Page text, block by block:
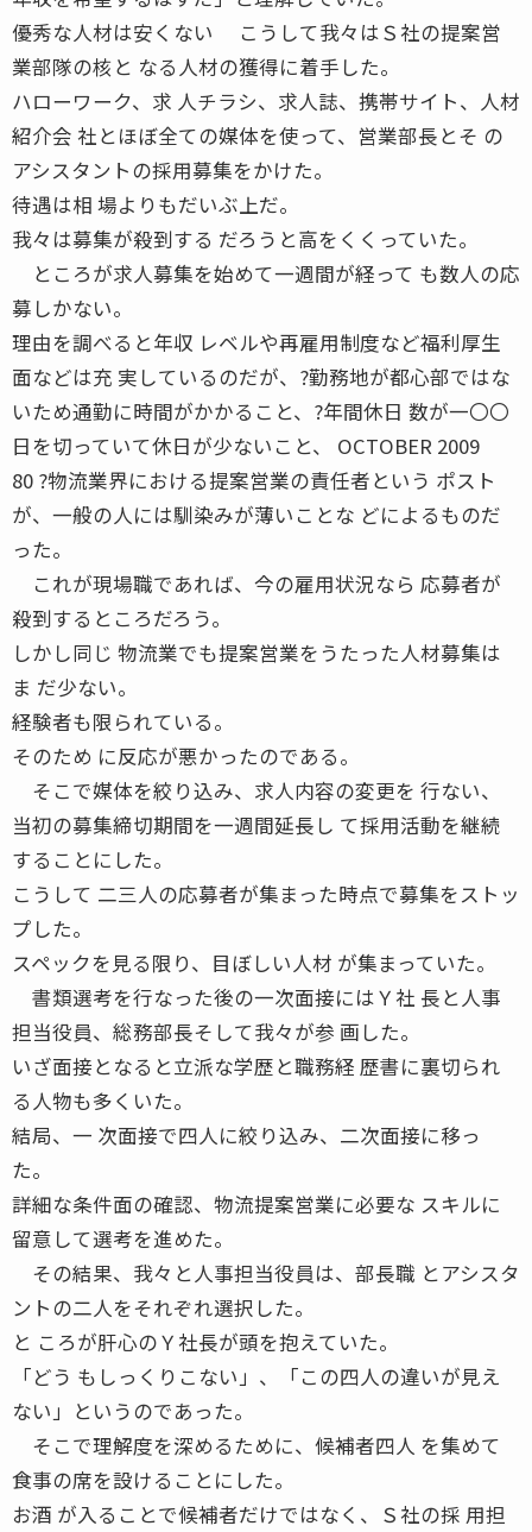
優秀な人材は安くない こうして我々はＳ社の提案営
業部隊の核と なる人材の獲得に着手した。
ハローワーク、求 人チラシ、求人誌、携帯サイト、人材
紹介会 社とほぼ全ての媒体を使って、営業部長とそ の
アシスタントの採用募集をかけた。
待遇は相 場よりもだいぶ上だ。
我々は募集が殺到する だろうと高をくくっていた。
ところが求人募集を始めて一週間が経って も数人の応
募しかない。
理由を調べると年収 レベルや再雇用制度など福利厚生
面などは充 実しているのだが、?勤務地が都心部ではな
いため通勤に時間がかかること、?年間休日 数が一〇〇
日を切っていて休日が少ないこと、 OCTOBER 2009
80 ?物流業界における提案営業の責任者という ポスト
が、一般の人には馴染みが薄いことな どによるものだ
った。
これが現場職であれば、今の雇用状況なら 応募者が
殺到するところだろう。
しかし同じ 物流業でも提案営業をうたった人材募集は
ま だ少ない。
経験者も限られている。
そのため に反応が悪かったのである。
そこで媒体を絞り込み、求人内容の変更を 行ない、
当初の募集締切期間を一週間延長し て採用活動を継続
することにした。
こうして 二三人の応募者が集まった時点で募集をストッ
プした。
スペックを見る限り、目ぼしい人材 が集まっていた。
書類選考を行なった後の一次面接にはＹ社 長と人事
担当役員、総務部長そして我々が参 画した。
いざ面接となると立派な学歴と職務経 歴書に裏切られ
る人物も多くいた。
結局、一 次面接で四人に絞り込み、二次面接に移っ
た。
詳細な条件面の確認、物流提案営業に必要な スキルに
留意して選考を進めた。
その結果、我々と人事担当役員は、部長職 とアシスタ
ントの二人をそれぞれ選択した。
と ころが肝心のＹ社長が頭を抱えていた。
「どう もしっくりこない」、「この四人の違いが見え
ない」というのであった。
そこで理解度を深めるために、候補者四人 を集めて
食事の席を設けることにした。
お酒 が入ることで候補者だけではなく、Ｓ社の採 用担